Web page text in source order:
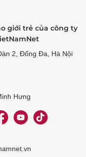
giới trẻ của công ty
2, Đống Đa, Hà Nội
Hưng